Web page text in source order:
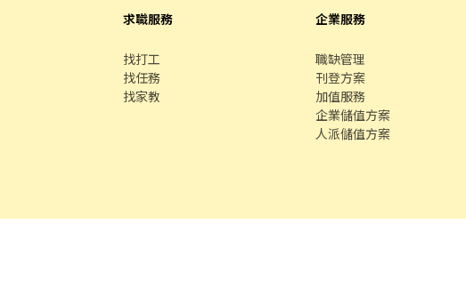
求職服務
找打工
找任務
找家教
企業服務
職缺管理
刊登方案
加值服務
企業儲值方案
人派儲值方案